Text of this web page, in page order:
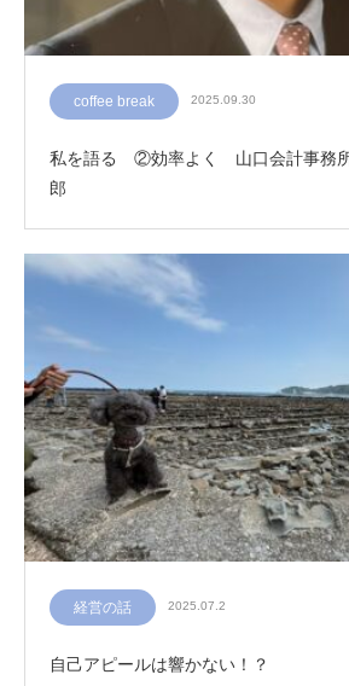
coffee break 2025.09.30
私を語る ②効率よく 山口会計事務
郎
経営の話 2025.07.2
自己アピールは響かない！？